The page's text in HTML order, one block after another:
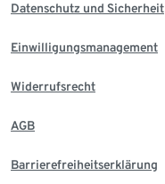
Datenschutz und Sicherheit
Einwilligungsmanagement
Widerrufsrecht
AGB
Barrierefreiheitserklärung